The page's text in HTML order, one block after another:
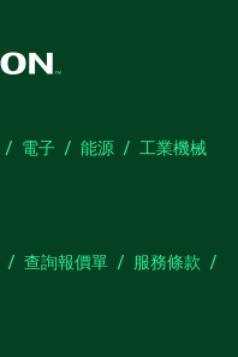
電子 能源
工業機械
查詢報價單
服務條款